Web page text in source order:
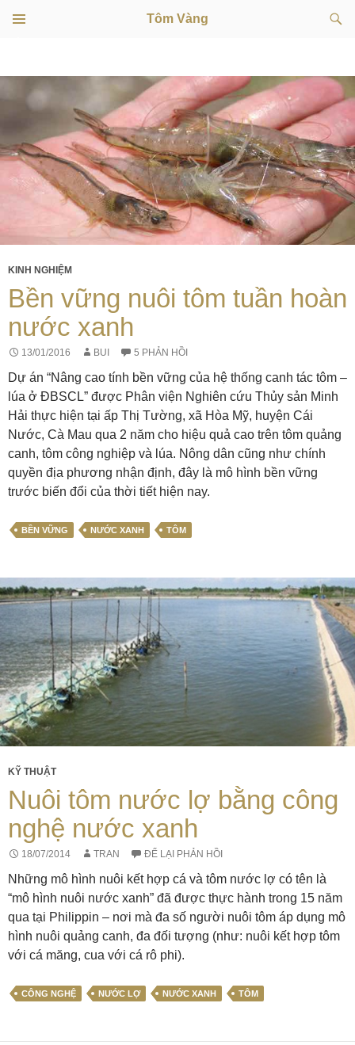
Tôm Vàng
kiếm
KINH NGHIỆM
Bền vững nuôi tôm tuần hoàn
nước xanh
13/01/2016 BUI 5 PHẢN HỒI
Dự án “Nâng cao tính bền vững của hệ thống canh tác tôm –
lúa ở ĐBSCL” được Phân viện Nghiên cứu Thủy sản Minh
Hải thực hiện tại ấp Thị Tường, xã Hòa Mỹ, huyện Cái
Nước, Cà Mau qua 2 năm cho hiệu quả cao trên tôm quảng
canh, tôm công nghiệp và lúa. Nông dân cũng như chính
quyền địa phương nhận định, đây là mô hình bền vững
trước biến đổi của thời tiết hiện nay.
BỀN VỮNG NƯỚC XANH TÔM
KỸ THUẬT
Nuôi tôm nước lợ bằng công
nghệ nước xanh
18/07/2014 TRAN ĐỂ LẠI PHẢN HỒI
Những mô hình nuôi kết hợp cá và tôm nước lợ có tên là
“mô hình nuôi nước xanh” đã được thực hành trong 15 năm
qua tại Philippin – nơi mà đa số người nuôi tôm áp dụng mô
hình nuôi quảng canh, đa đối tượng (như: nuôi kết hợp tôm
với cá măng, cua với cá rô phi).
CÔNG NGHỆ NƯỚC LỢ NƯỚC XANH TÔM